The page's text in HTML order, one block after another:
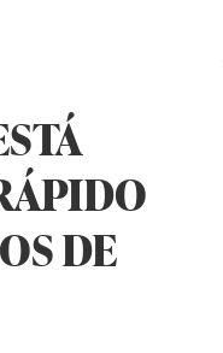
DE